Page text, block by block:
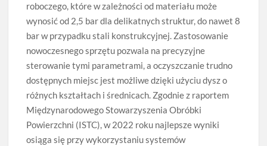
roboczego, które w zależności od materiału może
wynosić od 2,5 bar dla delikatnych struktur, do nawet 8
bar w przypadku stali konstrukcyjnej. Zastosowanie
nowoczesnego sprzętu pozwala na precyzyjne
sterowanie tymi parametrami, a oczyszczanie trudno
dostępnych miejsc jest możliwe dzięki użyciu dysz o
różnych kształtach i średnicach. Zgodnie z raportem
Międzynarodowego Stowarzyszenia Obróbki
Powierzchni (ISTC), w 2022 roku najlepsze wyniki
osiąga się przy wykorzystaniu systemów